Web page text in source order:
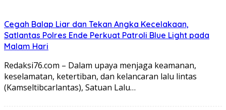
Cegah Balap Liar dan Tekan Angka Kecelakaan,
Satlantas Polres Ende Perkuat Patroli Blue Light pada
Malam Hari
Redaksi76.com – Dalam upaya menjaga keamanan,
keselamatan, ketertiban, dan kelancaran lalu lintas
(Kamseltibcarlantas), Satuan Lalu…